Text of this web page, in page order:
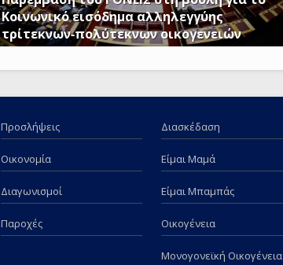
Κοινωνικό εισόδημα αλληλεγγύης
τρίτεκνων-πολύτεκνων οικογενειών
Απαιτούμε να εξαιρεθούν τα επιδόματα Στήριξης
Τέκνων, καθώς και το Ειδικό Επίδομα Στήριξης σε
το υπ’ αριθμ. 128/24-1-2017 ΦΕΚ
Προσλήψεις
Οικονομία
Διαγωνισμοί
Παροχές
Διασκέδαση
Είμαι Μαμά
Είμαι Μπαμπάς
Οικογένεια
Μονογονεϊκή Οικογένεια